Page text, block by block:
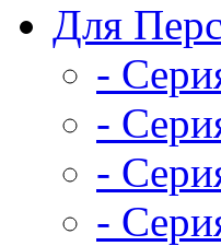
Для
-
-
-
-